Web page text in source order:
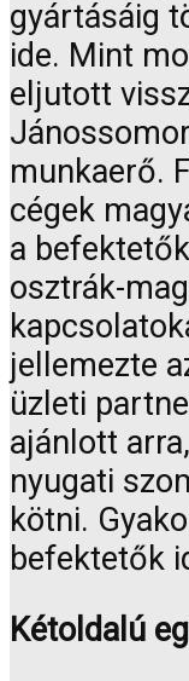
gyártásáig
ide. Mint
eljutott
munkaerő.
cégek
a
osztrák-
jellemezte
üzleti
ajánlott
nyugati
kötni.
befektetők
Kétoldalú